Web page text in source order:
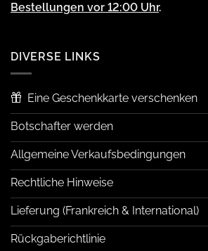
Bestellungen vor 12:00 Uhr.
DIVERSE LINKS
Eine Geschenkkarte verschenken
Botschafter werden
Allgemeine Verkaufsbedingungen
Rechtliche Hinweise
Lieferung (Frankreich & International)
Rückgaberichtlinie